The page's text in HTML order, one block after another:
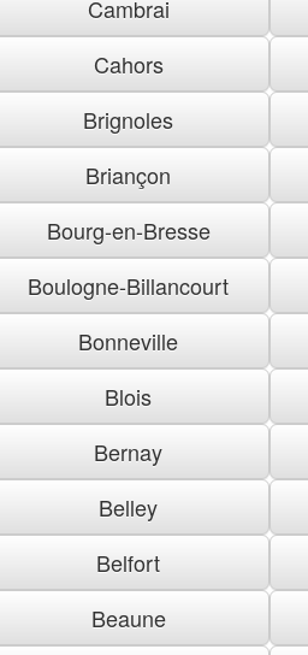
Cambrai
Cahors
Brignoles
Briançon
Bourg-en-Bresse
Boulogne-Billancourt
Bonneville
Blois
Bernay
Belley
Belfort
Beaune